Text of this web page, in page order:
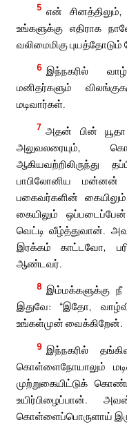
5 என் சினத்திலும்,
உங்களுக்கு எதிராக
வலிமைமிகு புயத்தோடும்
6 இந்நகரில்
மனிதர்களும்
மடிவார்கள்.
7 அதன் பின்
அலுவலரையும்,
ஆகியவற்றிலிருந்து
பாபிலோனிய மன்னன்
பகைவர்களின்
கையிலும்
வெட்டி வீழ்த்துவான்.
இரக்கம் காட்டவோ,
ஆண்டவர்.
8 இம்மக்களுக்கு நீ
இதுவே: “இதோ,
உங்கள்முன் வைக்கிறேன்.
9 இந்நகரில்
கொள்ளைநோயாலும்
முற்றுகையிட்டுக்
உயிர்பிழைப்பான்.
கொள்ளைப்பொருளாய்